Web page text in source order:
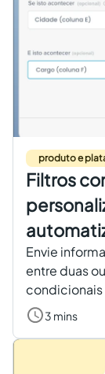
produto e
Filtros
Envie
entre duas
condicionais
3 mins